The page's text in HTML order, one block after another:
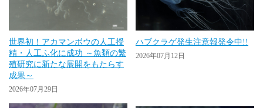
世界初！アカマンボウの人工授
精・人工ふ化に成功 ～魚類の繁
殖研究に新たな展開をもたらす
成果～
2026年07月29日
ハブクラゲ発生注意報発令中!!
2026年07月12日